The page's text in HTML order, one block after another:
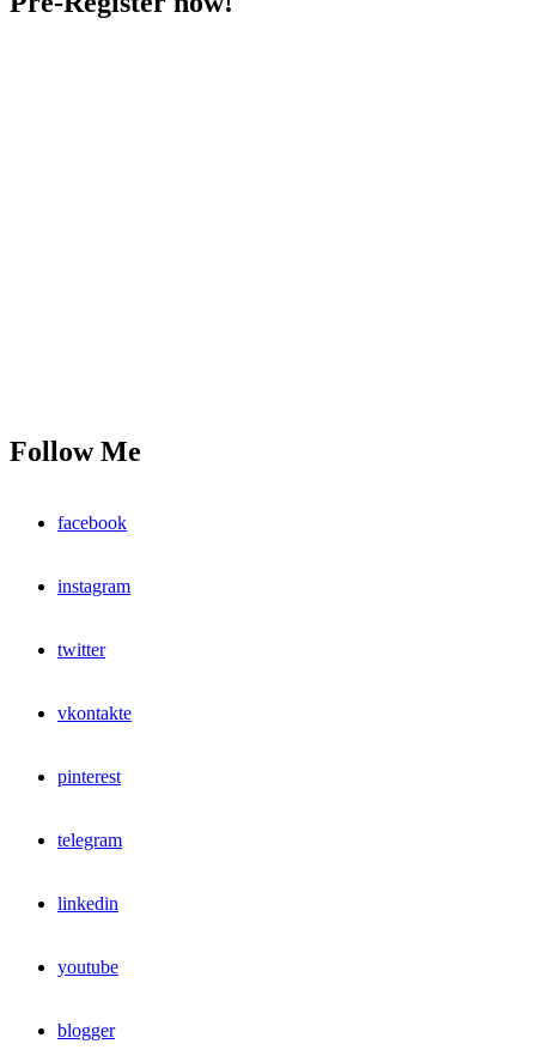
Follow Me
facebook
instagram
twitter
vkontakte
pinterest
telegram
linkedin
youtube
blogger